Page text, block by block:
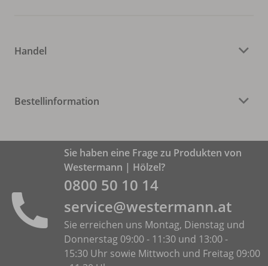
Handel
Bestellinformation
Sie haben eine Frage zu Produkten von
Westermann | Hölzel?
0800 50 10 14
service@westermann.at
Sie erreichen uns Montag, Dienstag und
Donnerstag 09:00 - 11:30 und 13:00 -
15:30 Uhr sowie Mittwoch und Freitag 09:00